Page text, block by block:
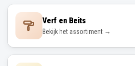
Verf en Beits
Bekijk het assortiment →